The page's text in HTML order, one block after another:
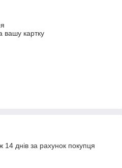
вашу картку
днів за рахунок покупця